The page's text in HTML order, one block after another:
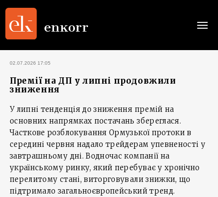
02.07.2026 17:05
Премії на ДП у липні продовжили
зниження
У липні тенденція до зниження премій на
основних напрямках постачань збереглася.
Часткове розблокування Ормузької протоки в
середині червня надало трейдерам упевненості у
завтрашньому дні. Водночас компанії на
українському ринку, який перебуває у хронічно
перелитому стані, виторговували знижки, що
підтримало загальноєвропейський тренд.